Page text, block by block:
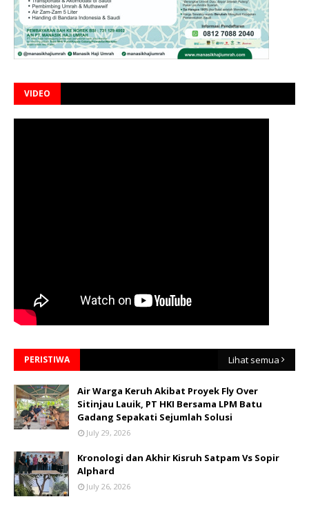
VIDEO
PERISTIWA Lihat semua
Air Warga Keruh Akibat Proyek Fly Over
Sitinjau Lauik, PT HKI Bersama LPM Batu
Gadang Sepakati Sejumlah Solusi
July 29, 2026
Kronologi dan Akhir Kisruh Satpam Vs Sopir
Alphard
July 26, 2026